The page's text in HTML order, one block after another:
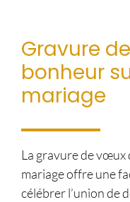
Gravure
bonheur
mariage
La gravure de vœux
mariage offre une
célébrer l’union de